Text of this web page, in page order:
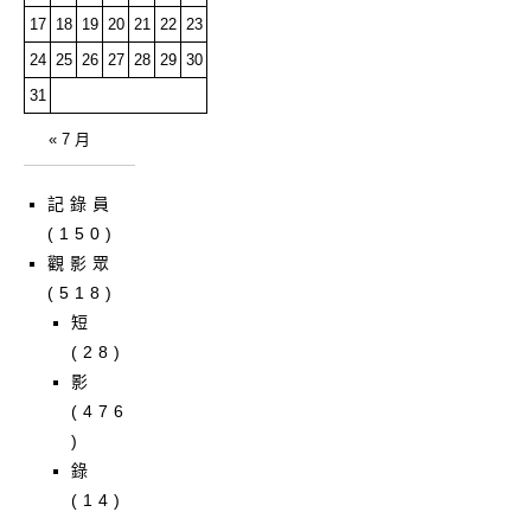
17
18 19 20 21 22 23
24 25 26 27 28 29 30
31
« 7 月
記錄員
(150)
觀影眾
(518)
短
(28)
影
(476
)
錄
(14)